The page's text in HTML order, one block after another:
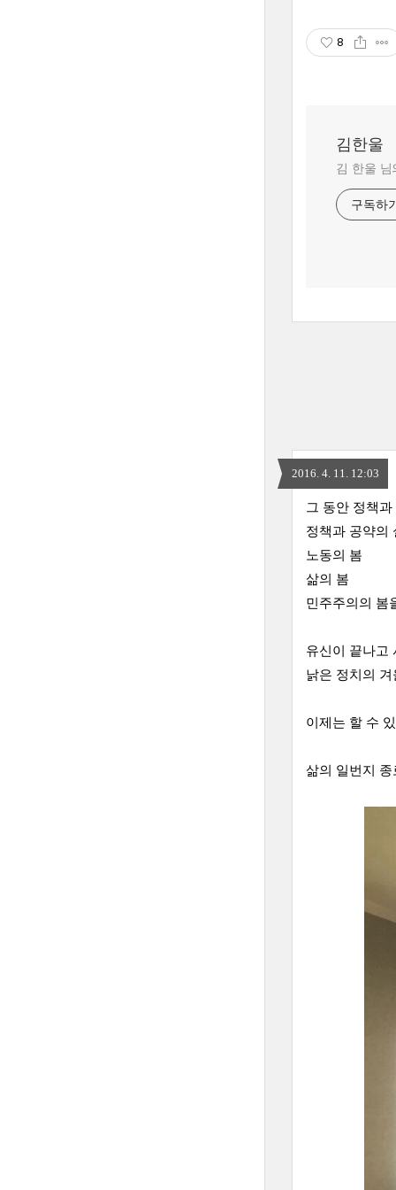
8
김한울
김 한울 님
구독하
2016. 4. 11. 12:03
그 동안 정책
정책과 공약의
노동의 봄
삶의 봄
민주주의의 봄
유신이 끝나고
낡은 정치의
이제는 할 수
삶의 일번지